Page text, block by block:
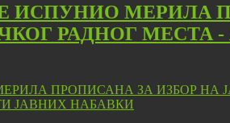
ИСПУНИО МЕРИЛА
РАДНОГ МЕСТА